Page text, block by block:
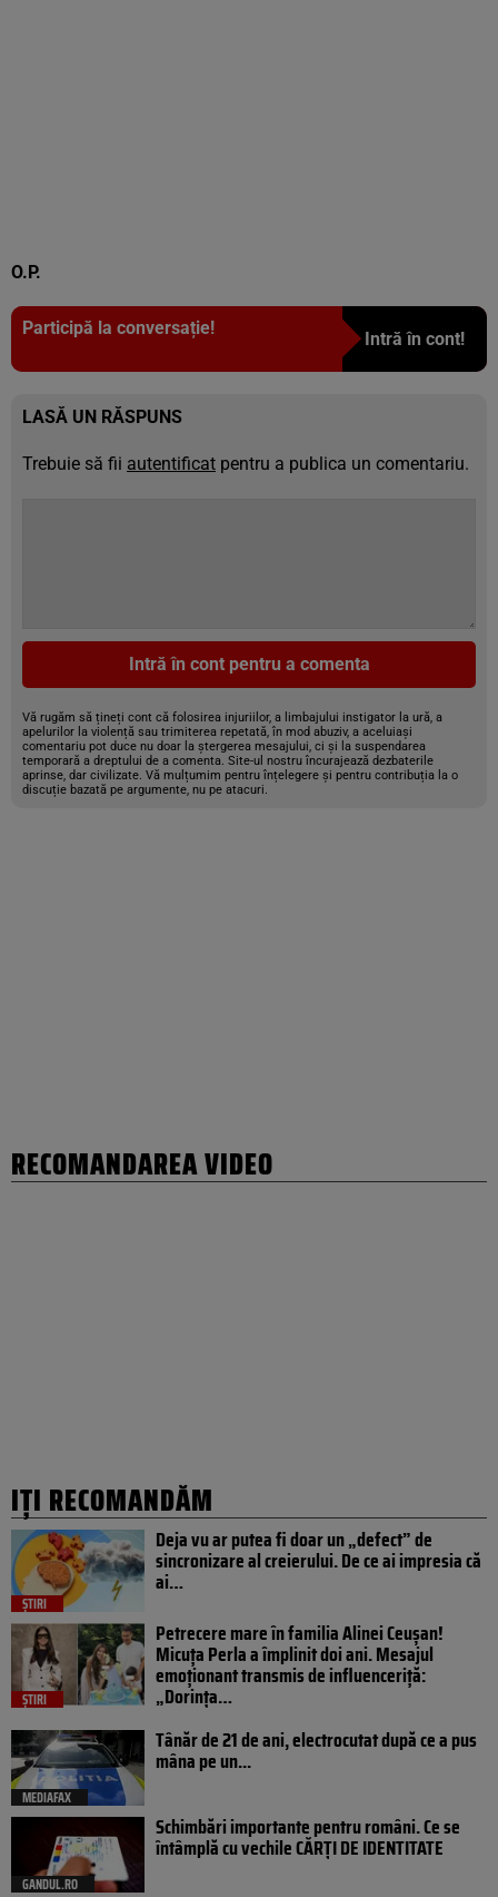
O.P.
Participă la conversație!
Intră în cont!
LASĂ UN RĂSPUNS
Trebuie să fii autentificat pentru a publica un comentariu.
Intră în cont pentru a comenta
Vă rugăm să țineți cont că folosirea injuriilor, a limbajului instigator la ură, a
apelurilor la violență sau trimiterea repetată, în mod abuziv, a aceluiași
comentariu pot duce nu doar la ștergerea mesajului, ci și la suspendarea
temporară a dreptului de a comenta. Site-ul nostru încurajează dezbaterile
aprinse, dar civilizate. Vă mulțumim pentru înțelegere și pentru contribuția la o
discuție bazată pe argumente, nu pe atacuri.
RECOMANDAREA VIDEO
IȚI RECOMANDĂM
ȘTIRI
Deja vu ar putea fi doar un „defect” de
sincronizare al creierului. De ce ai impresia că
ai…
ȘTIRI
Petrecere mare în familia Alinei Ceușan!
Micuța Perla a împlinit doi ani. Mesajul
emoționant transmis de influenceriță:
„Dorința…
MEDIAFAX
Tânăr de 21 de ani, electrocutat după ce a pus
mâna pe un...
GANDUL.RO
Schimbări importante pentru români. Ce se
întâmplă cu vechile CĂRȚI DE IDENTITATE